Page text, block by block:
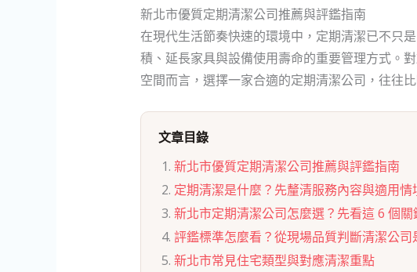
新北市優質定期清潔公司推薦與評鑑指南
在現代生活節奏快速的環境中，定期清潔已不只
積、延長家具與設備使用壽命的重要管理方式。
空間而言，選擇一家合適的定期清潔公司，往往
文章目錄
新北市優質定期清潔公司推薦與評鑑指南
定期清潔是什麼？先釐清服務內容與適用情
新北市定期清潔公司怎麼選？先看這 6 個關
評鑑標準怎麼看？從現場品質判斷清潔公司
新北市常見住宅類型與對應清潔重點